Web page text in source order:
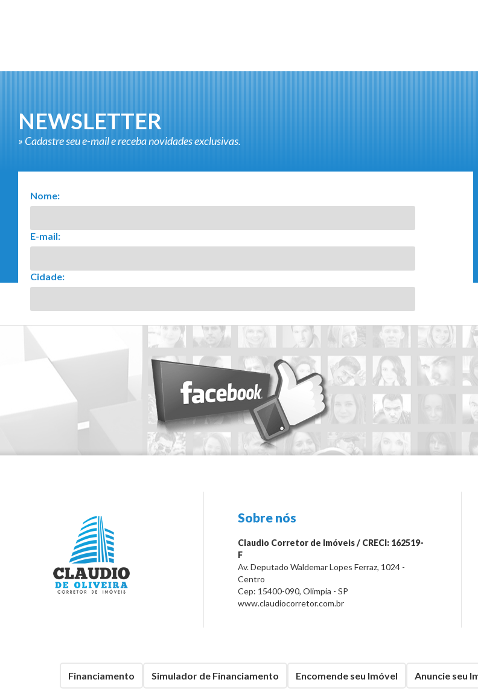
NEWSLETTER
» Cadastre seu e-mail e receba novidades exclusivas.
Nome:
E-mail:
Cidade:
Sobre nós
Claudio Corretor de Imóveis / CRECI: 162519-
F
Av. Deputado Waldemar Lopes Ferraz, 1024 -
Centro
Cep: 15400-090, Olimpia - SP
www.claudiocorretor.com.br
Financiamento Simulador de Financiamento Encomende seu Imóvel Anuncie seu